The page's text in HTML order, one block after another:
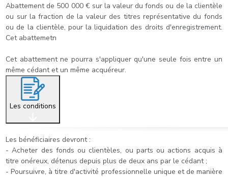
Abattement de 500 000 € sur la valeur du fonds ou de la clientèle
ou sur la fraction de la valeur des titres représentative du fonds
ou de la clientèle, pour la liquidation des droits d'enregistrement.
Cet abattemetn
Cet abattement ne pourra s'appliquer qu'une seule fois entre un
même cédant et un même acquéreur.
Les conditions
Les bénéficiaires devront :
- Acheter des fonds ou clientèles, ou parts ou actions acquis à
titre onéreux, détenus depuis plus de deux ans par le cédant ;
- Poursuivre, à titre d'activité professionnelle unique et de manière